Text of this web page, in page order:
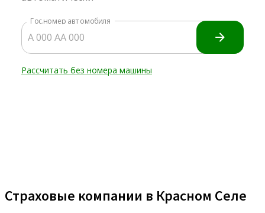
Страховые компании в Красном Селе